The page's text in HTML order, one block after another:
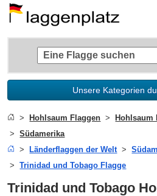
Unsere Kategorien
Hohlsaum Flaggen
Hohlsaum
Südamerika
Länderflaggen der Welt
Trinidad und Tobago Flagge
Trinidad und Tobago